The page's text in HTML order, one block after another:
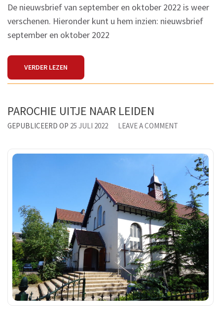
De nieuwsbrief van september en oktober 2022 is weer
verschenen. Hieronder kunt u hem inzien: nieuwsbrief
september en oktober 2022
VERDER LEZEN
PAROCHIE UITJE NAAR LEIDEN
GEPUBLICEERD OP 25 JULI 2022 LEAVE A COMMENT
UITJE
NAAR
LEIDEN